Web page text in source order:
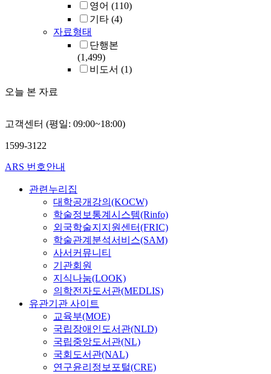
영어 (110)
기타 (4)
자료형태
단행본
(1,499)
비도서 (1)
오늘 본 자료
고객센터 (평일: 09:00~18:00)
1599-3122
ARS 번호안내
관련누리집
대학공개강의(KOCW)
학술정보통계시스템(Rinfo)
외국학술지지원센터(FRIC)
학술관계분석서비스(SAM)
사서커뮤니티
기관회원
지식나눔(LOOK)
의학전자도서관(MEDLIS)
유관기관 사이트
교육부(MOE)
국립장애인도서관(NLD)
국립중앙도서관(NL)
국회도서관(NAL)
연구윤리정보포털(CRE)